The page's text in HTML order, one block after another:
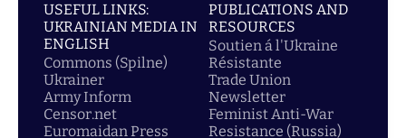
USEFUL LINKS:
UKRAINIAN MEDIA IN
ENGLISH
Commons (Spilne)
Ukrainer
Army Inform
Censor.net
Euromaidan Press
PUBLICATIONS AND
RESOURCES
Soutien á l'Ukraine
Résistante
Trade Union
Newsletter
Feminist Anti-War
Resistance (Russia)